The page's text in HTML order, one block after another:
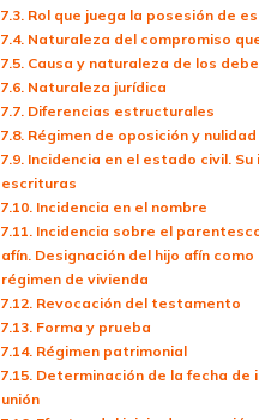
7.3. Rol que juega la posesión de
7.4. Naturaleza del compromiso
7.5. Causa y naturaleza de los
7.6. Naturaleza jurídica
7.7. Diferencias estructurales
7.8. Régimen de oposición y nulidad
7.9. Incidencia en el estado civil.
escrituras
7.10. Incidencia en el nombre
7.11. Incidencia sobre el
afín. Designación del hijo afín
régimen de vivienda
7.12. Revocación del testamento
7.13. Forma y prueba
7.14. Régimen patrimonial
7.15. Determinación de la fecha de
unión